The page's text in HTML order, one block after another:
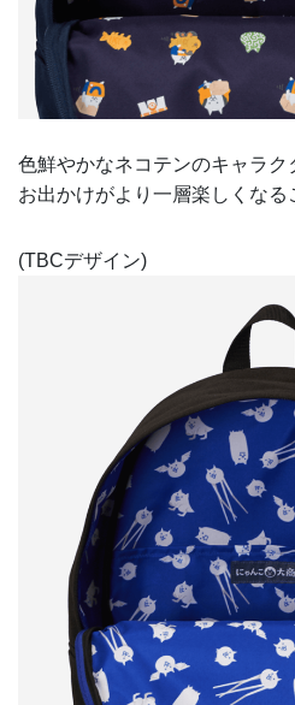
色鮮やかなネコテンのキャラク
お出かけがより一層楽しくなる
(TBCデザイン)